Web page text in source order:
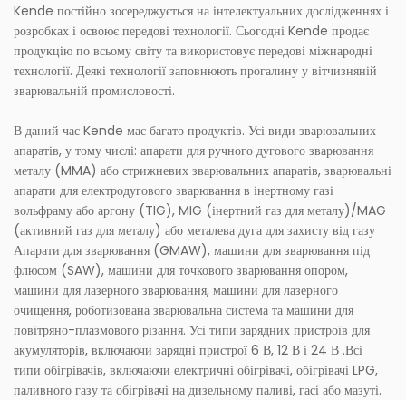
Kende постійно зосереджується на інтелектуальних дослідженнях і
розробках і освоює передові технології. Сьогодні Kende продає
продукцію по всьому світу та використовує передові міжнародні
технології. Деякі технології заповнюють прогалину у вітчизняній
зварювальній промисловості.
В даний час Kende має багато продуктів. Усі види зварювальних
апаратів, у тому числі: апарати для ручного дугового зварювання
металу (MMA) або стрижневих зварювальних апаратів, зварювальні
апарати для електродугового зварювання в інертному газі
вольфраму або аргону (TIG), MIG (інертний газ для металу)/MAG
(активний газ для металу) або металева дуга для захисту від газу
Апарати для зварювання (GMAW), машини для зварювання під
флюсом (SAW), машини для точкового зварювання опором,
машини для лазерного зварювання, машини для лазерного
очищення, роботизована зварювальна система та машини для
повітряно-плазмового різання. Усі типи зарядних пристроїв для
акумуляторів, включаючи зарядні пристрої 6 В, 12 В і 24 В .Всі
типи обігрівачів, включаючи електричні обігрівачі, обігрівачі LPG,
паливного газу та обігрівачі на дизельному паливі, гасі або мазуті.